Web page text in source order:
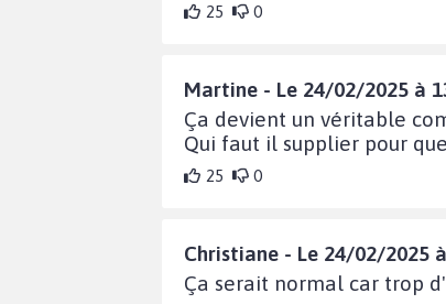
25 0
Martine - Le 24/02/2025 à
Ça devient un véritable
Qui faut il supplier pour
25 0
Christiane - Le 24/02/2025
Ça serait normal car trop